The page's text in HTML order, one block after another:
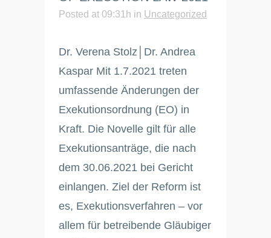
Posted at 09:31h in Uncategorized
Dr. Verena Stolz│Dr. Andrea
Kaspar Mit 1.7.2021 treten
umfassende Änderungen der
Exekutionsordnung (EO) in
Kraft. Die Novelle gilt für alle
Exekutionsanträge, die nach
dem 30.06.2021 bei Gericht
einlangen. Ziel der Reform ist
es, Exekutionsverfahren – vor
allem für betreibende Gläubiger